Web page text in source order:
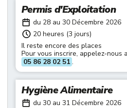
Permis d'Exploitation
du 28 au 30 Décembre 2026
20 heures (3 jours)
Il reste encore des places
Pour vous inscrire, appelez-nous
05 86 28 02 51 .
Hygiène Alimentaire
du 30 au 31 Décembre 2026